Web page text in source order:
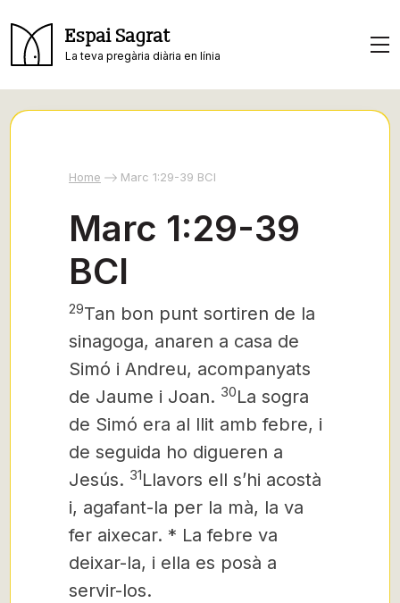
Espai Sagrat
La teva pregària diària en línia
Home Marc 1:29-39 BCI
Marc 1:29-39
BCI
29Tan bon punt sortiren de la
sinagoga, anaren a casa de
Simó i Andreu, acompanyats
de Jaume i Joan. 30La sogra
de Simó era al llit amb febre, i
de seguida ho digueren a
Jesús. 31Llavors ell s’hi acostà
i, agafant-la per la mà, la va
fer aixecar. * La febre va
deixar-la, i ella es posà a
servir-los.